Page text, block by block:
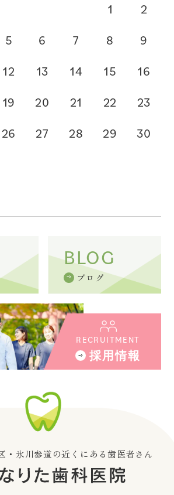
1 2
5 6 7 8 9
12 13 14 15 16
19 20 21 22 23
26 27 28 29 30
BLOG
ブログ
RECRUITMENT
採用情報
・氷川参道の近くにある歯医者さん